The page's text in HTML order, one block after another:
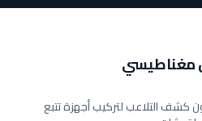
مغناطيسي
كشف التلاعب لتركيب أجهزة تتبع